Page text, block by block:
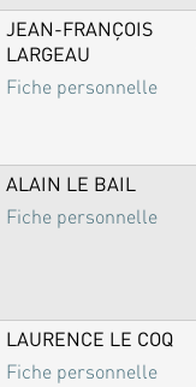
JEAN-FRANÇOIS
LARGEAU
Fiche personnelle
ALAIN LE BAIL
Fiche personnelle
LAURENCE LE COQ
Fiche personnelle